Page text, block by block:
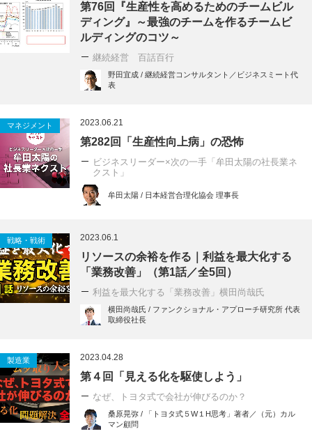
第76回『生産性を高めるためのチームビル
ディング』～最強のチームを作るチームビ
ルディングのコツ～
継続経営 百話百行
野田宜成 / 継続経営コンサルタント／ビジネスミート代
表
マネジメント 2023.06.21
第282回「生産性向上病」の恐怖
ビジネスリーダー×次の一手「牟田太陽の社長業ネ
クスト」
牟田太陽 / 日本経営合理化協会 理事長
戦略・戦術 2023.06.1
リソースの余裕を作る｜利益を最大化する
「業務改善」（第1話／全5回）
利益を最大化する「業務改善」横田尚哉氏
横田尚哉氏 / ファンクショナル・アプローチ研究所 代表
取締役社長
製造業 2023.04.28
第４回「見える化を駆使しよう」
なぜ、トヨタ式で会社が伸びるのか？
桑原晃弥 / 「トヨタ式５W１H思考」著者／（元）カル
マン顧問